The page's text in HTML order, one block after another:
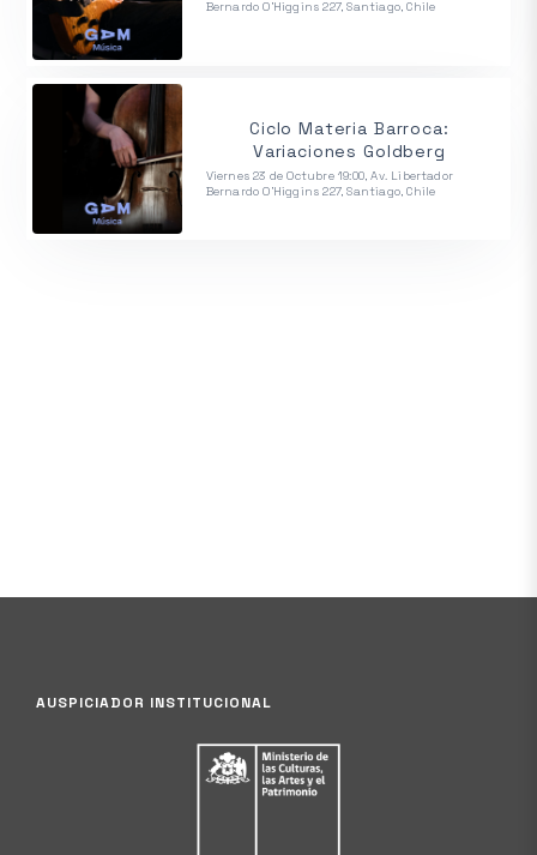
Bernardo O'Higgins 227, Santiago, Chile
Ciclo Materia Barroca:
Variaciones Goldberg
Viernes 23 de Octubre 19:00, Av. Libertador
Bernardo O'Higgins 227, Santiago, Chile
AUSPICIADOR INSTITUCIONAL